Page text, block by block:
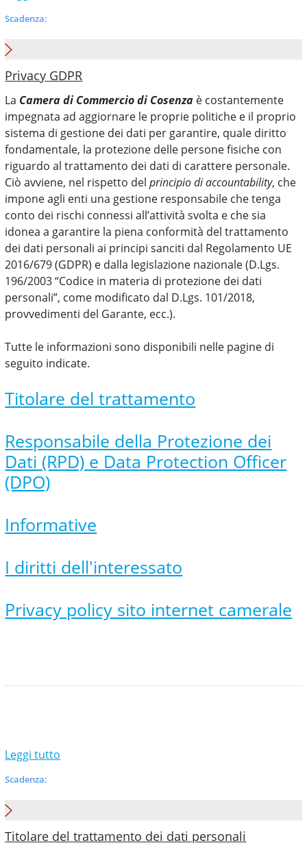
Scadenza:
Privacy GDPR
La Camera di Commercio di Cosenza è costantemente
impegnata ad aggiornare le proprie politiche e il proprio
sistema di gestione dei dati per garantire, quale diritto
fondamentale, la protezione delle persone fisiche con
riguardo al trattamento dei dati di carattere personale.
Ciò avviene, nel rispetto delprincipio di accountability, che
impone agli enti una gestione responsabile che tenga
conto dei rischi connessi all’attività svolta e che sia
idonea a garantire la piena conformità del trattamento
dei dati personali ai principi sanciti dal Regolamento UE
2016/679 (GDPR) e dalla legislazione nazionale (D.Lgs.
196/2003 “Codice in materia di protezione dei dati
personali”, come modificato dal D.Lgs. 101/2018,
provvedimenti del Garante, ecc.).
Tutte le informazioni sono disponibili nelle pagine di
seguito indicate.
Titolare del trattamento
Responsabile della Protezione dei
Dati (RPD) e Data Protection Officer
(DPO)
Informative
I diritti dell'interessato
Privacy policy sito internet camerale
Leggi tutto
Scadenza:
Titolare del trattamento dei dati personali